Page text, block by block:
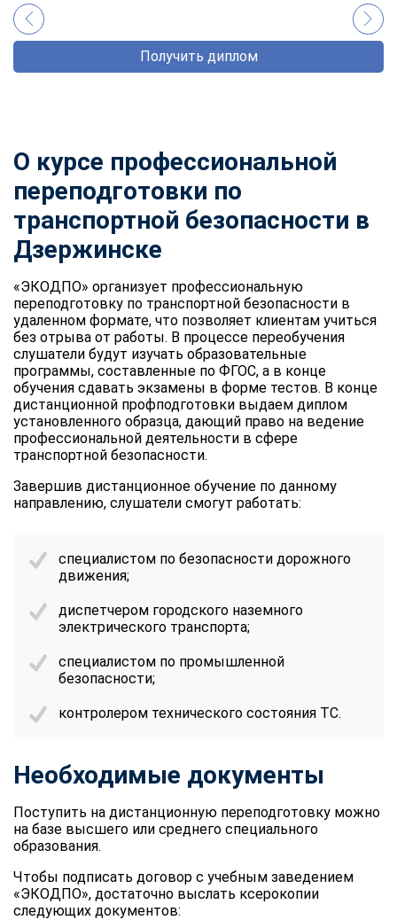
Получить диплом
О курсе профессиональной
переподготовки по
транспортной безопасности в
Дзержинске
«ЭКОДПО» организует профессиональную
переподготовку по транспортной безопасности в
удаленном формате, что позволяет клиентам учиться
без отрыва от работы. В процессе переобучения
слушатели будут изучать образовательные
программы, составленные по ФГОС, а в конце
обучения сдавать экзамены в форме тестов. В конце
дистанционной профподготовки выдаем диплом
установленного образца, дающий право на ведение
профессиональной деятельности в сфере
транспортной безопасности.
Завершив дистанционное обучение по данному
направлению, слушатели смогут работать:
специалистом по безопасности дорожного
движения;
диспетчером городского наземного
электрического транспорта;
специалистом по промышленной
безопасности;
контролером технического состояния ТС.
Необходимые документы
Поступить на дистанционную переподготовку можно
на базе высшего или среднего специального
образования.
Чтобы подписать договор с учебным заведением
«ЭКОДПО», достаточно выслать ксерокопии
следующих документов: